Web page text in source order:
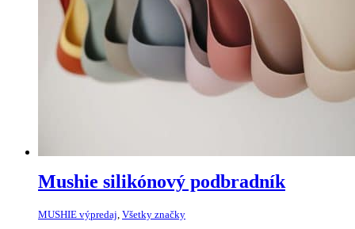
Mushie silikónový podbradník
MUSHIE výpredaj, Všetky značky